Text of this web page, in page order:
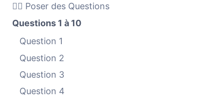
🙋‍♀️ Poser des Questions
Questions 1 à 10
Question 1
Question 2
Question 3
Question 4